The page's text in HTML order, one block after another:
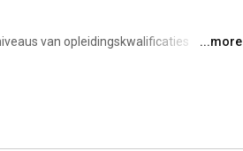
van opleidingskwalificaties
en trainingsmarkt. NLQF maakt
Nederland of een ander Europees land.
per niveau de bijbehorende kennis en
...more